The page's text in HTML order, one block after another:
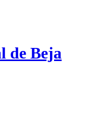
de Beja